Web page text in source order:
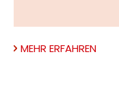
MEHR ERFAHREN